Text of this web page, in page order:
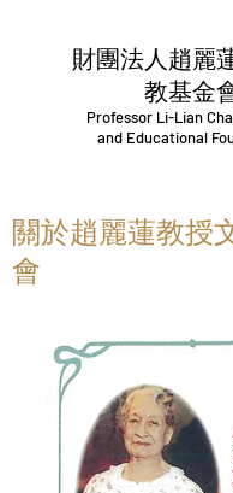
財團法人趙麗
教基金
Professor Li-Lian
and Educational
關於趙麗蓮教授
會